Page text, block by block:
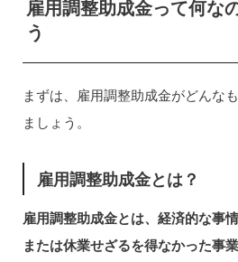
雇用調整助成金って何な
う
まずは、雇用調整助成金がどんな
ましょう。
雇用調整助成金とは？
雇用調整助成金とは、経済的な事
または休業せざるを得なかった事